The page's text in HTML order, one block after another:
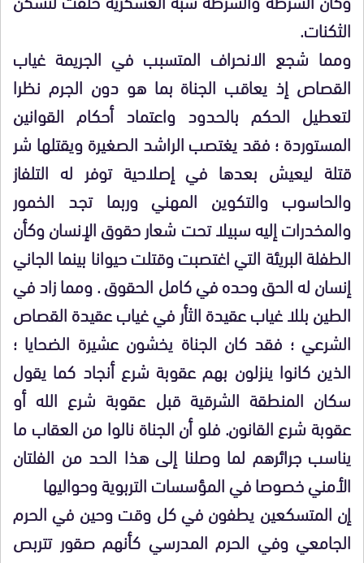
الثكنات.
ومما شجع الانحراف المتسبب في الجريمة غياب
القصاص إذ يعاقب الجناة بما هو دون الجرم نظرا
لتعطيل الحكم بالحدود واعتماد أحكام القوانين
المستوردة ؛ فقد يغتصب الراشد الصغيرة ويقتلها شر
قتلة ليعيش بعدها في إصلاحية توفر له التلفاز
والحاسوب والتكوين المهني وربما تجد الخمور
والمخدرات إليه سبيلا تحت شعار حقوق الإنسان وكأن
الطفلة البريئة التي اغتصبت وقتلت حيوانا بينما الجاني
إنسان له الحق وحده في كامل الحقوق . ومما زاد في
الطين بللا غياب عقيدة الثأر في غياب عقيدة القصاص
الشرعي ؛ فقد كان الجناة يخشون عشيرة الضحايا ؛
الذين كانوا ينزلون بهم عقوبة شرع أنجاد كما يقول
سكان المنطقة الشرقية قبل عقوبة شرع الله أو
عقوبة شرع القانون. فلو أن الجناة نالوا من العقاب ما
يناسب جرائرهم لما وصلنا إلى هذا الحد من الفلتان
الأمني خصوصا في المؤسسات التربوية وحواليها
إن المتسكعين يطفون في كل وقت وحين في الحرم
الجامعي وفي الحرم المدرسي كأنهم صقور تتربص